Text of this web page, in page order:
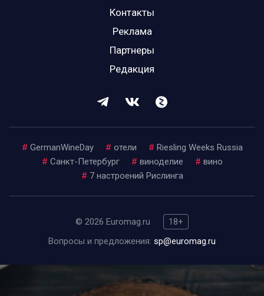
Контакты
Реклама
Партнеры
Редакция
# GermanWineDay # отели # Riesling Weeks Russia
# Санкт-Петербург # виноделие # вино
# 7 настроений Рислинга
© 2026 Euromag.ru
18+
Вопросы и предложения: sp@euromag.ru